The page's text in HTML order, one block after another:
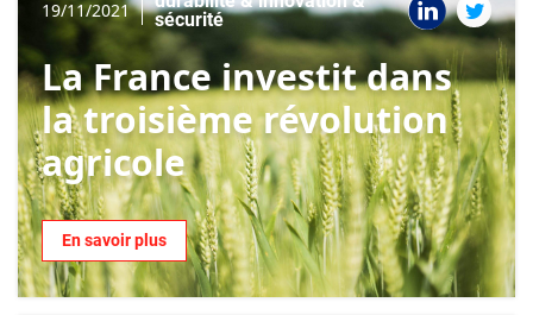
19/11/2021
sécurité
La France investit dans
la troisième révolution
agricole
En savoir plus